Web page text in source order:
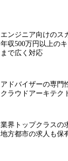
エンジニア向けのス
年収500万円以上の
まで広く対応
アドバイザーの専門
クラウドアーキテク
業界トップクラスの
地方都市の求人も保